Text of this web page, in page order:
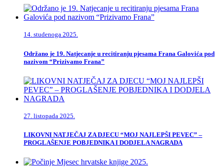
14. studenoga 2025.
Održano je 19. Natjecanje u recitiranju pjesama Frana Galovića pod
nazivom “Prizivamo Frana”
27. listopada 2025.
LIKOVNI NATJEČAJ ZA DJECU “MOJ NAJLEPŠI PEVEC” –
PROGLAŠENJE POBJEDNIKA I DODJELA NAGRADA